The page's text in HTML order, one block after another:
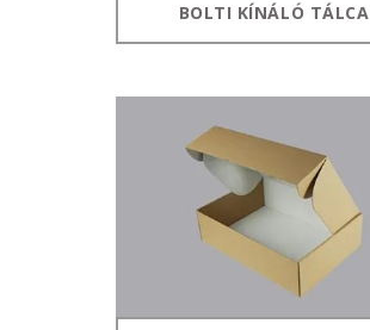
BOLTI KÍNÁLÓ TÁLCA